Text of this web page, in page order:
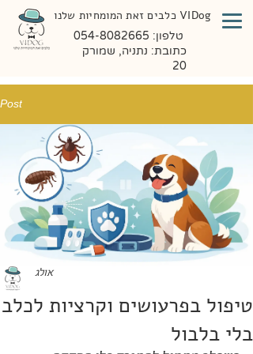
כתובת: נתניה, שמורק
20
טלפון: 054-8082665
VIDog כלבים זאת המומחיות שלנו
Post
טיפול בפרעושים וקרציות לכלב
בלי בלבול
אולג